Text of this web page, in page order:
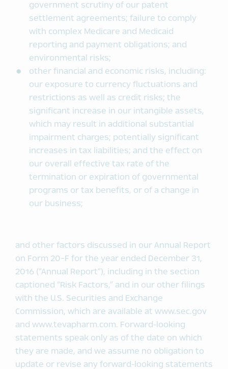
government scrutiny of our patent
settlement agreements; failure to comply
with complex Medicare and Medicaid
reporting and payment obligations; and
environmental risks;
other financial and economic risks, including:
our exposure to currency fluctuations and
restrictions as well as credit risks; the
significant increase in our intangible assets,
which may result in additional substantial
impairment charges; potentially significant
increases in tax liabilities; and the effect on
our overall effective tax rate of the
termination or expiration of governmental
programs or tax benefits, or of a change in
our business;
and other factors discussed in our Annual Report
on Form 20-F for the year ended December 31,
2016 (“Annual Report”), including in the section
captioned “Risk Factors,” and in our other filings
with the U.S. Securities and Exchange
Commission, which are available at www.sec.gov
and www.tevapharm.com. Forward-looking
statements speak only as of the date on which
they are made, and we assume no obligation to
update or revise any forward-looking statements